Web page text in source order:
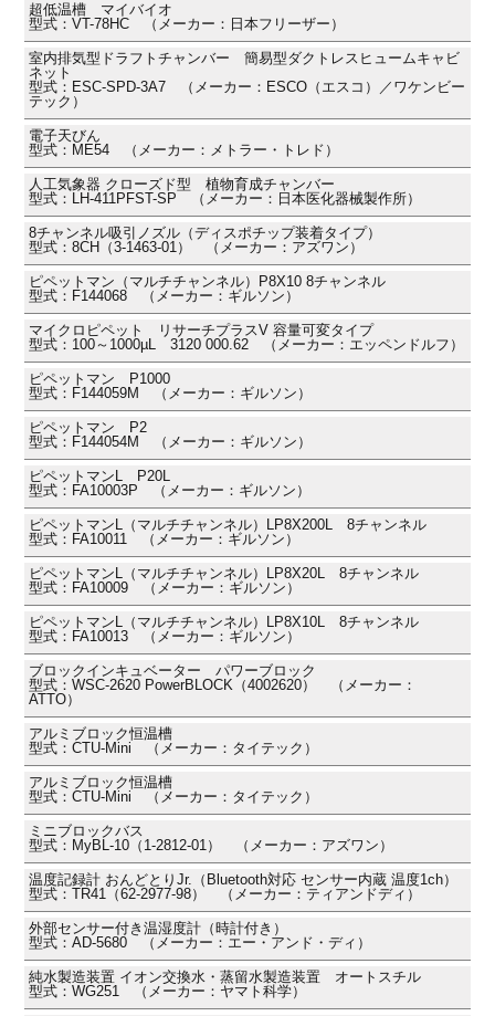
超低温槽 マイバイオ
型式：VT-78HC （メーカー：日本フリーザー）
室内排気型ドラフトチャンバー 簡易型ダクトレスヒュームキャビ
ネット
型式：ESC-SPD-3A7 （メーカー：ESCO（エスコ）／ワケンビー
テック）
電子天びん
型式：ME54 （メーカー：メトラー・トレド）
人工気象器 クローズド型 植物育成チャンバー
型式：LH-411PFST-SP （メーカー：日本医化器械製作所）
8チャンネル吸引ノズル（ディスポチップ装着タイプ）
型式：8CH（3-1463-01） （メーカー：アズワン）
ピペットマン（マルチチャンネル）P8X10 8チャンネル
型式：F144068 （メーカー：ギルソン）
マイクロピペット リサーチプラスV 容量可変タイプ
型式：100～1000µL 3120 000.62 （メーカー：エッペンドルフ）
ピペットマン P1000
型式：F144059M （メーカー：ギルソン）
ピペットマン P2
型式：F144054M （メーカー：ギルソン）
ピペットマンL P20L
型式：FA10003P （メーカー：ギルソン）
ピペットマンL（マルチチャンネル）LP8X200L 8チャンネル
型式：FA10011 （メーカー：ギルソン）
ピペットマンL（マルチチャンネル）LP8X20L 8チャンネル
型式：FA10009 （メーカー：ギルソン）
ピペットマンL（マルチチャンネル）LP8X10L 8チャンネル
型式：FA10013 （メーカー：ギルソン）
ブロックインキュベーター パワーブロック
型式：WSC-2620 PowerBLOCK（4002620） （メーカー：
ATTO）
アルミブロック恒温槽
型式：CTU-Mini （メーカー：タイテック）
アルミブロック恒温槽
型式：CTU-Mini （メーカー：タイテック）
ミニブロックバス
型式：MyBL-10（1-2812-01） （メーカー：アズワン）
温度記録計 おんどとりJr.（Bluetooth対応 センサー内蔵 温度1ch）
型式：TR41（62-2977-98） （メーカー：ティアンドディ）
外部センサー付き温湿度計（時計付き）
型式：AD-5680 （メーカー：エー・アンド・ディ）
純水製造装置 イオン交換水・蒸留水製造装置 オートスチル
型式：WG251 （メーカー：ヤマト科学）